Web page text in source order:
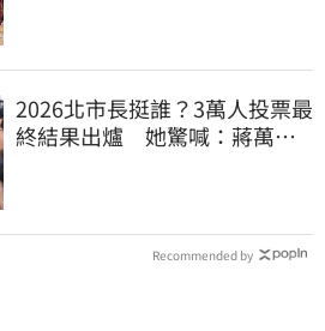
2026北市長挺誰？3萬人投票最
終結果出爐 她驚喊：蔣萬安
Recommended by